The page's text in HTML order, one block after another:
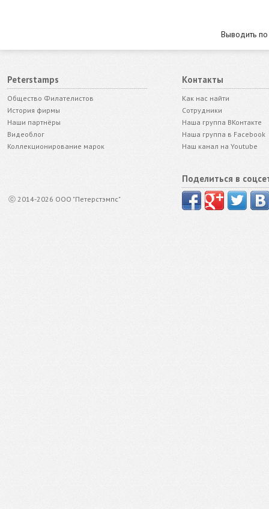
Выводить
Peterstamps
Общество Филателистов
История фирмы
Наши партнёры
Видеоблог
Коллекционирование марок
ⓒ 2014-2026 ООО "Петерстэмпс"
Контакты
Как нас найти
Сотрудники
Наша группа ВКонтакте
Наша группа в Facebook
Наш канал на Youtube
Поделиться в